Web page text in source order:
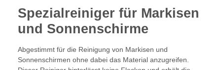
Spezialreiniger für Markisen
und Sonnenschirme
Abgestimmt für die Reinigung von Markisen und
Sonnenschirmen ohne dabei das Material anzugreifen.